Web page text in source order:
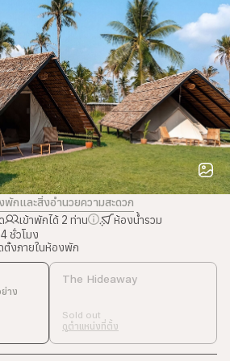
พักและสิ่งอำนวยความสะดวก
เข้าพักได้ 2 ท่าน
ห้องน้ำรวม
ชั่วโมง
ตั้งภายในห้องพัก
าง
The Hideaway
Sold out
ดูตำแหน่งที่ตั้ง
อร์นิเจอร์
นอก
ลอดภัย
ดภัยตลอด 24 ชั่วโมง
Suite - King